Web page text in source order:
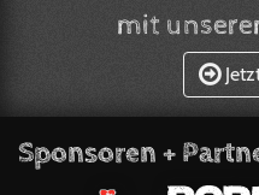
mit
Sponsoren +